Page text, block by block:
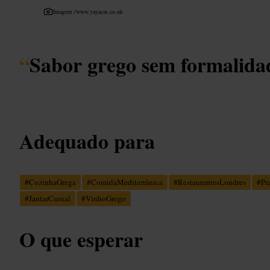
Imagem /www.yayacas.co.uk
“Sabor grego sem
Adequado para
#CozinhaGrega #ComidaMediterrânica #RestaurantesLondres #
#JantarCasual #VinhoGrego
O que esperar